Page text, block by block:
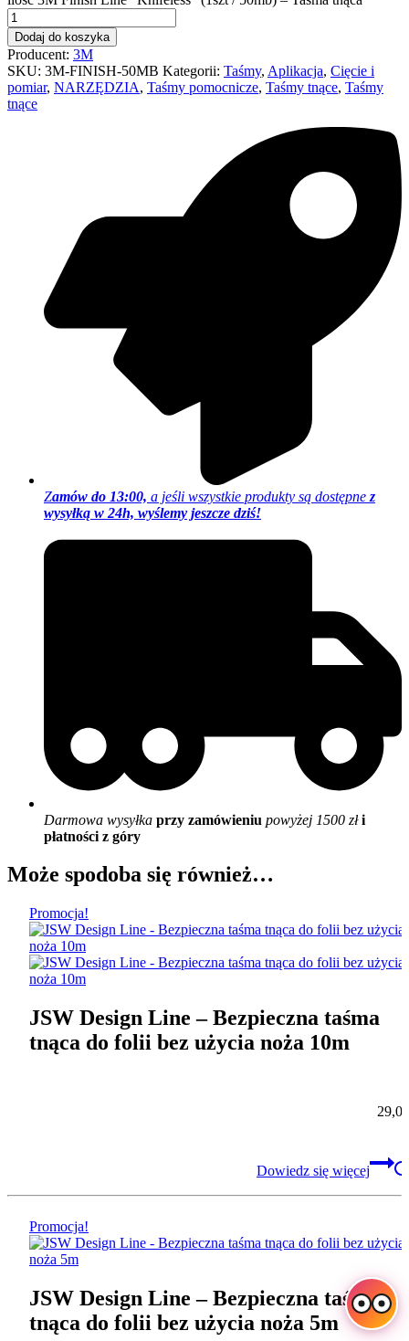
Dodaj do koszyka
Producent: 3M
SKU: 3M-FINISH-50MB Kategorii: Taśmy, Aplikacja, Cięcie i
pomiar, NARZĘDZIA, Taśmy pomocnicze, Taśmy tnące, Taśmy
tnące
Zamów do 13:00, a jeśli wszystkie produkty są dostępne z
wysyłką w 24h, wyślemy jeszcze dziś!
Darmowa wysyłka przy zamówieniu powyżej 1500 złi
płatności z góry
Może spodoba się również…
Promocja!
JSW Design Line – Bezpieczna taśma
tnąca do folii bez użycia noża 10m
Dowiedz się więcej
Promocja!
JSW Design Line – Bezpieczna taśma
tnąca do folii bez użycia noża 5m